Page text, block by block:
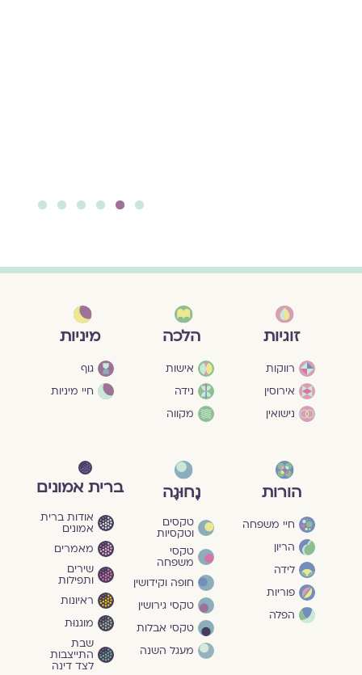
זוגיות
רווקות
אירוסין
נישואין
הלכה
אישות
נידה
מקווה
מיניות
גוף
חיי מיניות
הורות
חיי משפחה
הריון
לידה
פוריות
הפלה
נָחוּגָה
טקסים
וטקסיות
טקסי
משפחה
חופה וקידושין
טקסי גירושין
טקסי אבלות
מעגל השנה
ברית אמונים
אודות ברית
אמונים
מאמרים
שירים
ותפילות
ראיונות
מוגנוּת
שבת
התייצבות
לצד דינה